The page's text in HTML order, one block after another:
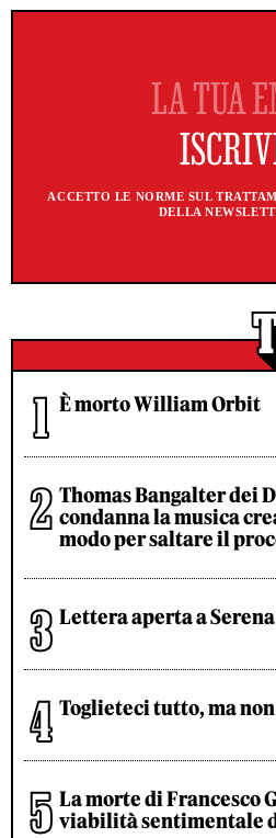
ACCETTO LE NORME SUL
DELLA
È morto William Orbit
Thomas Bangalter dei
condanna la musica
modo per saltare il
Lettera aperta a
Toglieteci tutto, ma
La morte di Francesco
viabilità sentimentale